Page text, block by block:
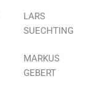
LARS
SUECHTING
MARKUS
GEBERT